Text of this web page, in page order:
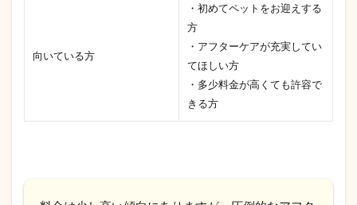
向いている方
・初めてペットをお迎えする
方
・アフターケアが充実してい
てほしい方
・多少料金が高くても許容で
きる方